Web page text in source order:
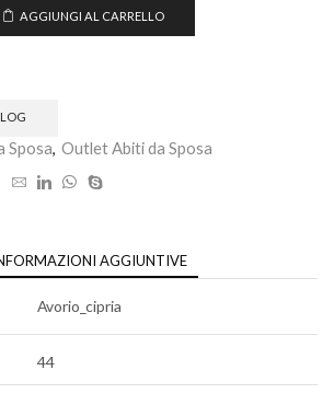
AGGIUNGI AL CARRELLO
Sposa, Outlet Abiti da Sposa
AGGIUNTIVE
Avorio_cipria
44